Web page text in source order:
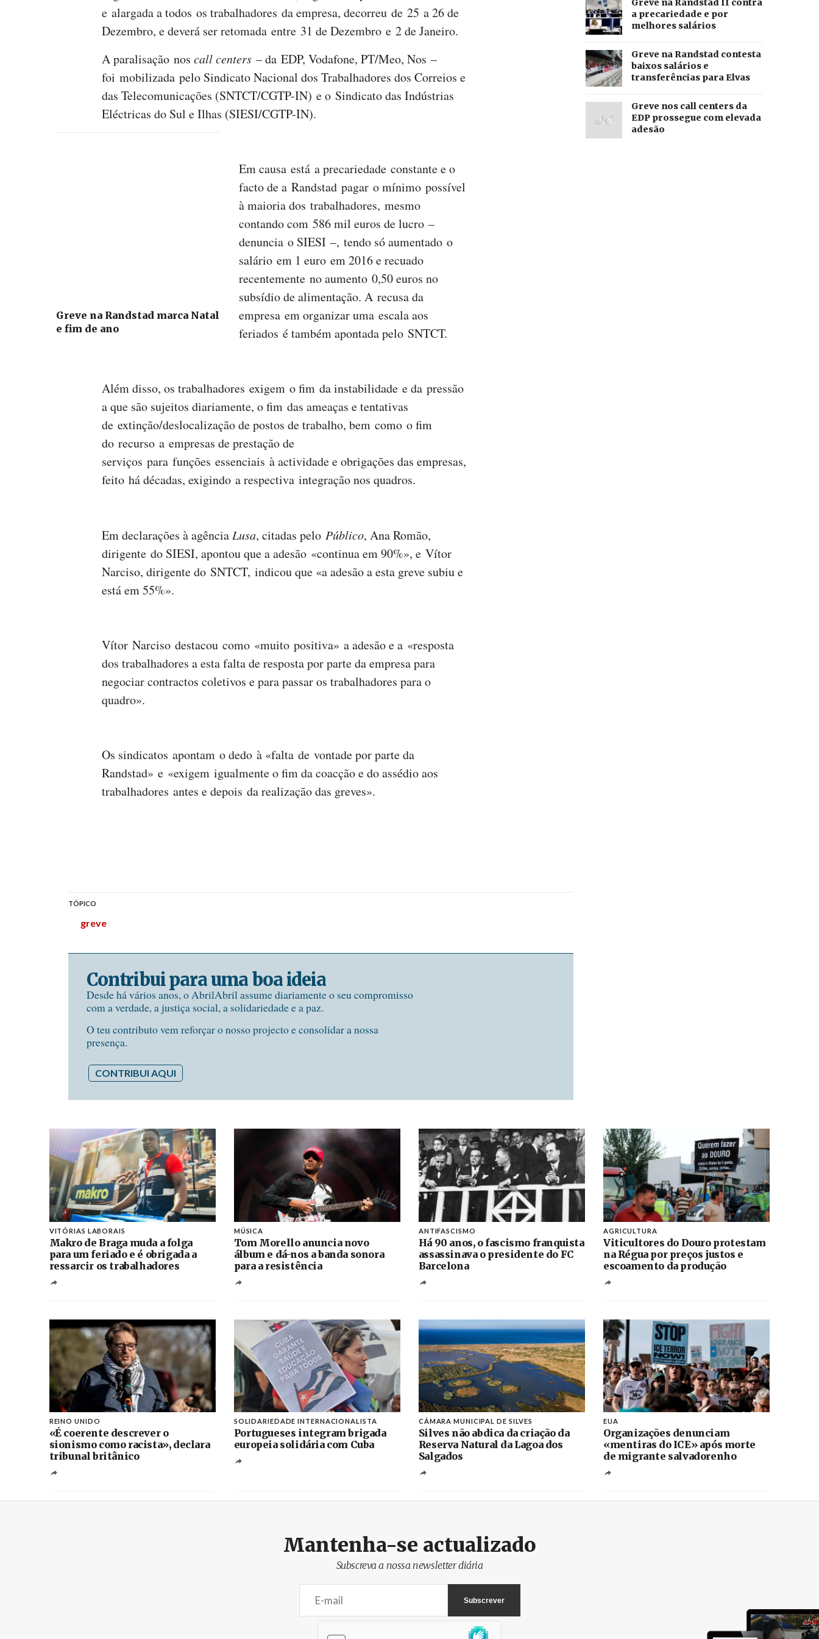
e alargada a todos os trabalhadores da empresa, decorreu de 25 a 26 de
Dezembro, e deverá ser retomada entre 31 de Dezembro e 2 de Janeiro.
A paralisação nos call centers – da EDP, Vodafone, PT/Meo, Nos –
foi mobilizada pelo Sindicato Nacional dos Trabalhadores dos Correios e
das Telecomunicações (SNTCT/CGTP-IN) e o Sindicato das Indústrias
Eléctricas do Sul e Ilhas (SIESI/CGTP-IN).
Greve na Randstad marca Natal
e fim de ano
Em causa está a precariedade constante e o
facto de a Randstad pagar o mínimo possível
à maioria dos trabalhadores, mesmo
contando com 586 mil euros de lucro –
denuncia o SIESI –, tendo só aumentado o
salário em 1 euro em 2016 e recuado
recentemente no aumento 0,50 euros no
subsídio de alimentação. A recusa da
empresa em organizar uma escala aos
feriados é também apontada pelo SNTCT.
Além disso, os trabalhadores exigem o fim da instabilidade e da pressão
a que são sujeitos diariamente, o fim das ameaças e tentativas
de extinção/deslocalização de postos de trabalho, bem como o fim
do recurso a empresas de prestação de
serviços para funções essenciais à actividade e obrigações das empresas,
feito há décadas, exigindo a respectiva integração nos quadros.
Em declarações à agência Lusa, citadas pelo Público, Ana Romão,
dirigente do SIESI, apontou que a adesão «continua em 90%», e Vítor
Narciso, dirigente do SNTCT, indicou que «a adesão a esta greve subiu e
está em 55%».
Vítor Narciso destacou como «muito positiva» a adesão e a «resposta
dos trabalhadores a esta falta de resposta por parte da empresa para
negociar contractos coletivos e para passar os trabalhadores para o
quadro».
Os sindicatos apontam o dedo à «falta de vontade por parte da
Randstad» e «exigem igualmente o fim da coacção e do assédio aos
trabalhadores antes e depois da realização das greves».
TÓPICO
greve
Contribui para uma boa ideia
Desde há vários anos, o AbrilAbril assume diariamente o seu compromisso
com a verdade, a justiça social, a solidariedade e a paz.
O teu contributo vem reforçar o nosso projecto e consolidar a nossa
presença.
CONTRIBUI AQUI
Greve na Randstad II contra
a precariedade e por
melhores salários
Greve na Randstad contesta
baixos salários e
transferências para Elvas
Greve nos call centers da
EDP prossegue com elevada
adesão
VITÓRIAS LABORAIS
Makro de Braga muda a folga
para um feriado e é obrigada a
ressarcir os trabalhadores
MÚSICA
Tom Morello anuncia novo
álbum e dá-nos a banda sonora
para a resistência
ANTIFASCISMO
Há 90 anos, o fascismo franquista
assassinava o presidente do FC
Barcelona
AGRICULTURA
Viticultores do Douro protestam
na Régua por preços justos e
escoamento da produção
REINO UNIDO
«É coerente descrever o
sionismo como racista», declara
tribunal britânico
SOLIDARIEDADE INTERNACIONALISTA
Portugueses integram brigada
europeia solidária com Cuba
CÂMARA MUNICIPAL DE SILVES
Silves não abdica da criação da
Reserva Natural da Lagoa dos
Salgados
EUA
Organizações denunciam
«mentiras do ICE» após morte
de migrante salvadorenho
Mantenha-se actualizado
Subscreva a nossa newsletter diária